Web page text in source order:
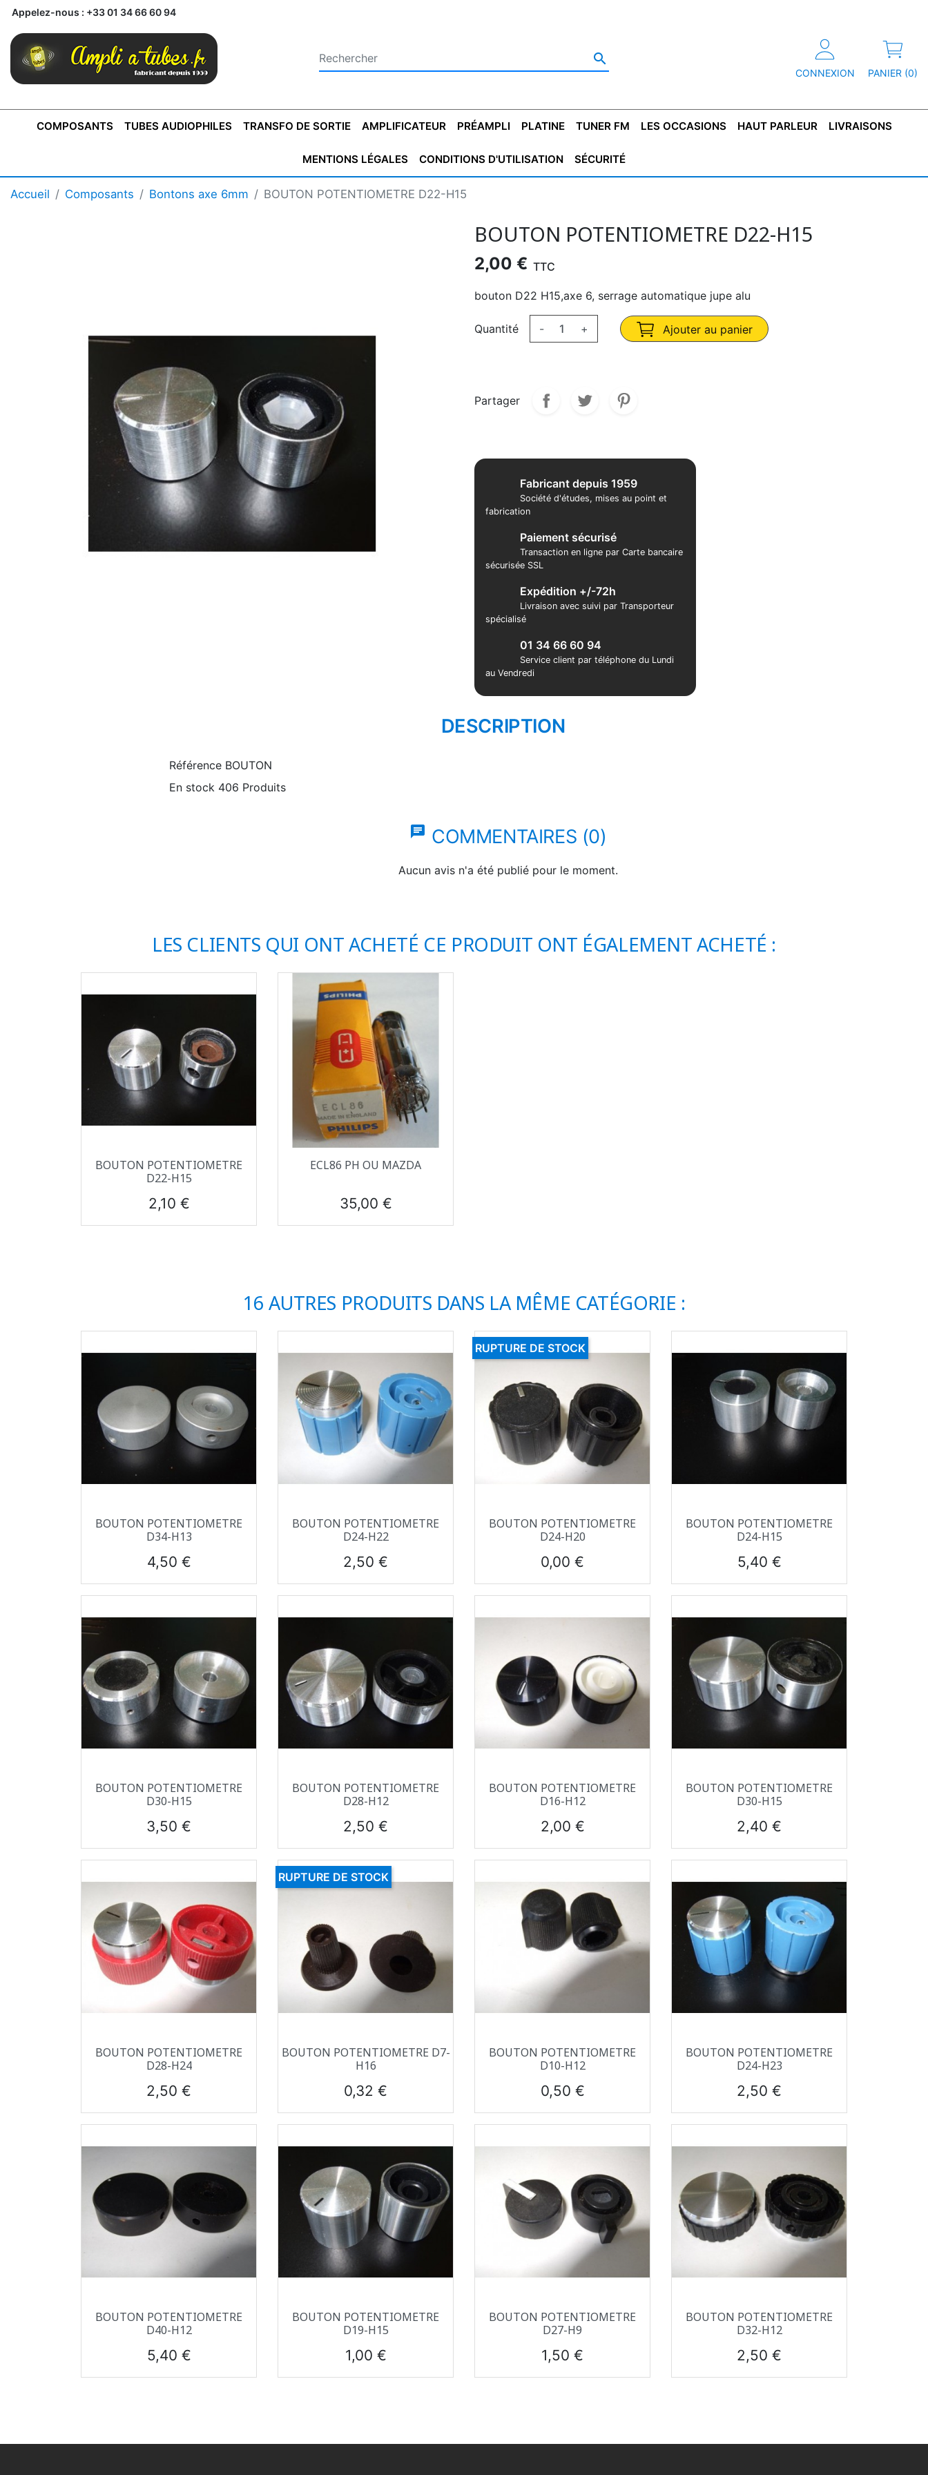
Appelez-nous : +33 01 34 66 60 94

CONNEXION PANIER (0)
COMPOSANTS
BONTONS
AXE 4MM
BONTONS
AXE 6MM
COFFRET
COFFRET
CONDENSATEUR
CONDENSATEUR
CONDENSATEUR
TUBES AUDIOPHILES TRANSFO DE SORTIE
TRANSFORMATEUR DE SORTIE DE
CLASSE "A" SINGLE
TRANSFORMATEUR DE SORTIE
TYPE PUSH PULL
TRANSFO DE SORTIE
AMPLIFICATEUR
AMPLI MONO AMPLI STÉRÉO
PRÉAMPLI PLATINE TUNER FM LES OCCASIONS
AMPLIFICATEURS LECTEURS CD PRÉAMPLI AVEC TUNER PLATINES VINYLES MAGNÉTOPHONE
HAUT PARLEUR
SUPRAVOX FERTIN
LIVRAISONS
MENTIONS LÉGALES CONDITIONS D'UTILISATION SÉCURITÉ
Accueil Composants Bontons axe 6mm BOUTON POTENTIOMETRE D22-H15
BOUTON POTENTIOMETRE D22-H15
2,00 € TTC
bouton D22 H15,axe 6, serrage automatique jupe alu
Quantité - + Ajouter au panier
Partager
Fabricant depuis 1959
Société d'études, mises au point et
fabrication
Paiement sécurisé
Transaction en ligne par Carte bancaire
sécurisée SSL
Expédition +/-72h
Livraison avec suivi par Transporteur
spécialisé
01 34 66 60 94
Service client par téléphone du Lundi
au Vendredi
DESCRIPTION
Référence BOUTON
En stock 406 Produits
chat COMMENTAIRES (0)
Aucun avis n'a été publié pour le moment.
LES CLIENTS QUI ONT ACHETÉ CE PRODUIT ONT ÉGALEMENT ACHETÉ :
Aperçu rapide
BOUTON POTENTIOMETRE
D22-H15
Prix
2,10 €
Aperçu rapide
ECL86 PH OU MAZDA
Prix
35,00 €
16 AUTRES PRODUITS DANS LA MÊME CATÉGORIE :
Aperçu rapide
BOUTON POTENTIOMETRE
D34-H13
Prix
4,50 €
Aperçu rapide
BOUTON POTENTIOMETRE
D24-H22
Prix
2,50 €
Aperçu rapide
BOUTON POTENTIOMETRE
D24-H20
Prix
0,00 €
RUPTURE DE STOCK
Aperçu rapide
BOUTON POTENTIOMETRE
D24-H15
Prix
5,40 €
Aperçu rapide
BOUTON POTENTIOMETRE
D30-H15
Prix
3,50 €
Aperçu rapide
BOUTON POTENTIOMETRE
D28-H12
Prix
2,50 €
Aperçu rapide
BOUTON POTENTIOMETRE
D16-H12
Prix
2,00 €
Aperçu rapide
BOUTON POTENTIOMETRE
D30-H15
Prix
2,40 €
Aperçu rapide
BOUTON POTENTIOMETRE
D28-H24
Prix
2,50 €
Aperçu rapide
BOUTON POTENTIOMETRE D7-
H16
Prix
0,32 €
RUPTURE DE STOCK
Aperçu rapide
BOUTON POTENTIOMETRE
D10-H12
Prix
0,50 €
Aperçu rapide
BOUTON POTENTIOMETRE
D24-H23
Prix
2,50 €
Aperçu rapide
BOUTON POTENTIOMETRE
D40-H12
Prix
5,40 €
Aperçu rapide
BOUTON POTENTIOMETRE
D19-H15
Prix
1,00 €
Aperçu rapide
BOUTON POTENTIOMETRE
D27-H9
Prix
1,50 €
Aperçu rapide
BOUTON POTENTIOMETRE
D32-H12
Prix
2,50 €